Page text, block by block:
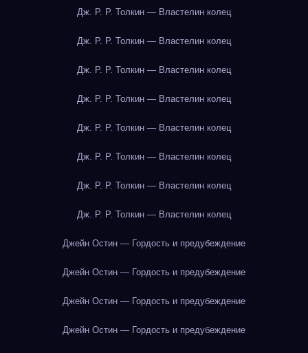
Дж. Р. Р. Толкин — Властелин колец
Дж. Р. Р. Толкин — Властелин колец
Дж. Р. Р. Толкин — Властелин колец
Дж. Р. Р. Толкин — Властелин колец
Дж. Р. Р. Толкин — Властелин колец
Дж. Р. Р. Толкин — Властелин колец
Дж. Р. Р. Толкин — Властелин колец
Дж. Р. Р. Толкин — Властелин колец
Джейн Остин — Гордость и предубеждение
Джейн Остин — Гордость и предубеждение
Джейн Остин — Гордость и предубеждение
Джейн Остин — Гордость и предубеждение